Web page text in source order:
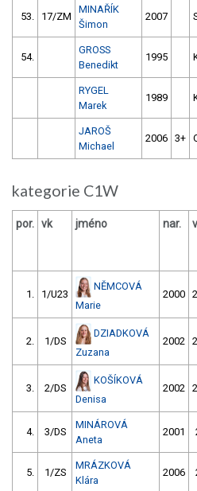
53. 17/ZM
MINAŘÍK
Šimon
2007
54.
GROSS
Benedikt
1995
RYGEL
Marek
1989
JAROŠ
Michael
2006 3+
kategorie C1W
por. vk jméno nar.
1. 1/U23
NĚMCOVÁ
Marie
2000
2. 1/DS
DZIADKOVÁ
Zuzana
2002
3. 2/DS
KOŠÍKOVÁ
Denisa
2002
4. 3/DS
MINÁROVÁ
Aneta
2001
5. 1/ZS
MRÁZKOVÁ
Klára
2006